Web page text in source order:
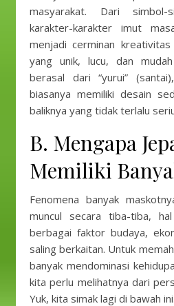
masyarakat. Dari simbol-
karakter-karakter imut
menjadi cerminan
yang unik, lucu, dan
berasal dari “yurui”
biasanya memiliki desain
baliknya yang tidak terlalu
B. Mengapa
Memiliki
Fenomena banyak
muncul secara tiba-tiba,
berbagai faktor budaya,
saling berkaitan. Untuk
banyak mendominasi
kita perlu melihatnya dari
Yuk, kita simak lagi di bawah ini.